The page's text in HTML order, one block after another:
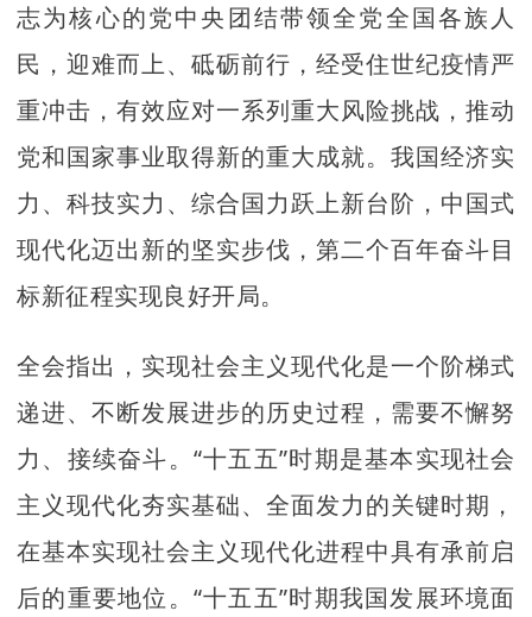
志为核心的党中央团结带领全党全国各族人
民，迎难而上、砥砺前行，经受住世纪疫情严
重冲击，有效应对一系列重大风险挑战，推动
党和国家事业取得新的重大成就。我国经济实
力、科技实力、综合国力跃上新台阶，中国式
现代化迈出新的坚实步伐，第二个百年奋斗目
标新征程实现良好开局。
全会指出，实现社会主义现代化是一个阶梯式
递进、不断发展进步的历史过程，需要不懈努
力、接续奋斗。“十五五”时期是基本实现社会
主义现代化夯实基础、全面发力的关键时期，
在基本实现社会主义现代化进程中具有承前启
后的重要地位。“十五五”时期我国发展环境面